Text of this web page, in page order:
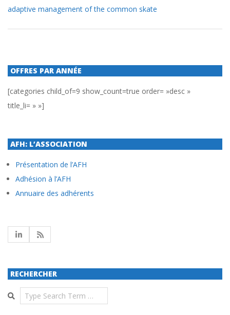
adaptive management of the common skate
OFFRES PAR ANNÉE
[categories child_of=9 show_count=true order= »desc »
title_li= » »]
AFH: L’ASSOCIATION
Présentation de l’AFH
Adhésion à l’AFH
Annuaire des adhérents
RECHERCHER
Search